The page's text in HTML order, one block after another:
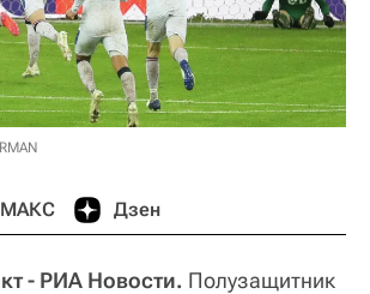
МАКС Дзен
- РИА Новости. Полузащитник